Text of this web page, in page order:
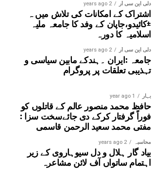
دلی این سی آر 2 years ago
اشتراک کے امکانات کی تلاش میں ہ
±کائیدو،جاپان کے وفد کا جامعہ ملیہ
اسلامیہ کا دورہ
دلی این سی آر 2 years ago
جامعہ :ایران ۔ہندکے مابین سیاسی و
تہذیبی تعلقات پر پروگرام
بہار 1 year ago
حافظ محمد منصور عالم کے قاتلوں کو
فوراً گرفتار کرکے دی جائےسخت سزا :
مفتی محمد سعید الرحمن قاسمی
محاسبہ 2 years ago
بیاد گار ہلال و دل سیوہاروی کے زیر
اہتمام ساتواں آف لائن مشاعرہ